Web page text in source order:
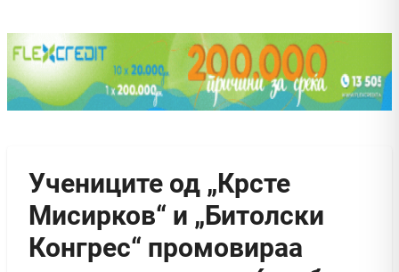
Учениците од „Крсте
Мисирков“ и „Битолски
Конгрес“ промовираа